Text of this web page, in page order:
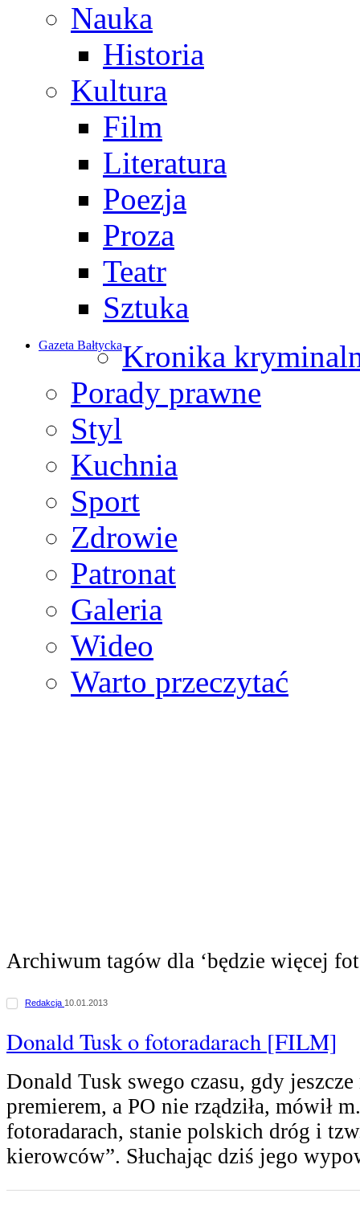
Nauka
Historia
Kultura
Film
Literatura
Poezja
Proza
Teatr
Sztuka
Gazeta BałtyckaKronika
Porady prawne
Styl
Kuchnia
Sport
Zdrowie
Patronat
Galeria
Wideo
Warto przeczytać
Archiwum tagów dla ‘będzie więcej
Redakcja 10.01.2013
Donald Tusk o fotoradarach [FILM]
Donald Tusk swego czasu, gdy jeszcze
premierem, a PO nie rządziła, mówił
fotoradarach, stanie polskich dróg i
kierowców”. Słuchając dziś jego